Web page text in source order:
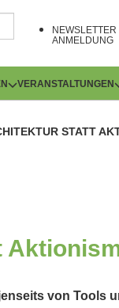
NEWSLETTER
ANMELDUNG
VERANSTALTUNGEN
STATT
von Tools